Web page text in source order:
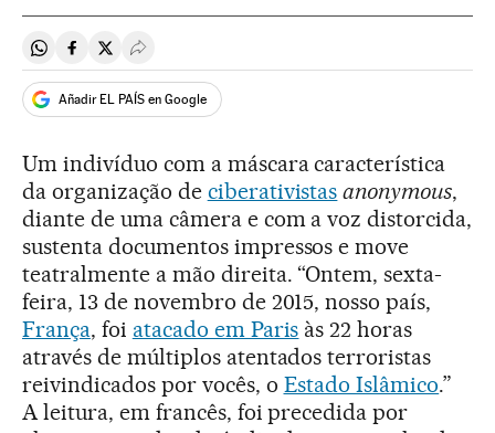
Compartir en Whatsapp
Compartir en Facebook
Compartir en Twitter
Desplegar Redes Sociales
Añadir EL PAÍS en Google
Um indivíduo com a máscara característica
da organização de ciberativistas anonymous,
diante de uma câmera e com a voz distorcida,
sustenta documentos impressos e move
teatralmente a mão direita. “Ontem, sexta-
feira, 13 de novembro de 2015, nosso país,
França, foi atacado em Paris às 22 horas
através de múltiplos atentados terroristas
reivindicados por vocês, o Estado Islâmico.”
A leitura, em francês, foi precedida por